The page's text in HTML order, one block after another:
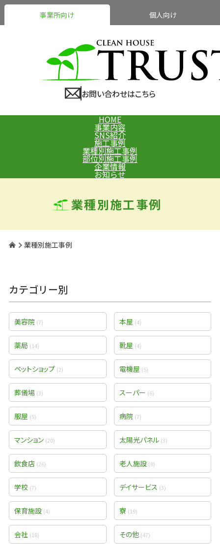
事業所向け 個人向け
お問い合わせはこちら
HOME
事業内容
SNS紹介
施工事例
業種別施工事例
部位別施工事例
企業情報
お知らせ
業種別施工事例
業種別施工事例
カテゴリー別
美容院 (7) 本屋 (4)
薬局 (14) 靴屋 (4)
ペットショップ (2) 電機屋 (5)
葬儀場 (3) スーパー (6)
服屋 (5) 病院 (7)
マンション (20) 太陽光パネル (3)
飲食店 (26) 老人施設 (8)
学校 (7) デイサービス (3)
保育施設 (4) 寮 (19)
会社 (18) その他 (47)